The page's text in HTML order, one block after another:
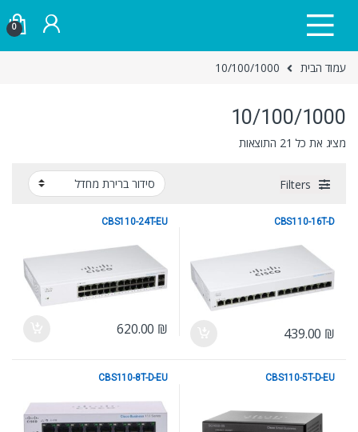
0
עמוד הבית 10/100/1000
10/100/1000
מציג את כל 21 התוצאות
Filters
10/100/1000
CBS110-16T-D
439.00 ₪
10/100/1000
CBS110-24T-EU
620.00 ₪
10/100/1000
CBS110-5T-D-EU
10/100/1000
CBS110-8T-D-EU